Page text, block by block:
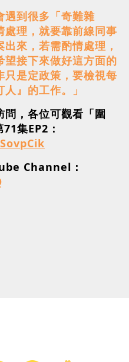
遇到很多「奇難雜
理，就要靠前線同事
來，若需酌情處理，
接下來做好這方面的
是定政策，要檢視每
』的工作。」
，各位可觀看「圍
集EP2：
Channel：